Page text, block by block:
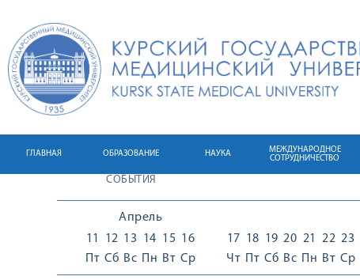
ГЛАВНАЯ ОБРАЗОВАНИЕ НАУКА
МЕЖДУНАРОДНОЕ
СОТРУДНИЧЕСТВО
СОБЫТИЯ
Апрель
11
Пт
12
Сб
13
Вс
14
Пн
15
Вт
16
Ср
17
Чт
18
Пт
19
Сб
20
Вс
21
Пн
22
Вт
23
Ср